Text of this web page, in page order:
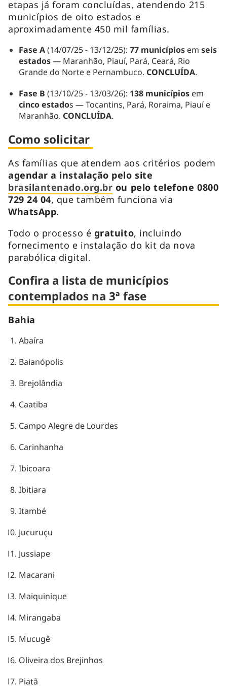
etapas já foram concluídas, atendendo 215
municípios de oito estados e
aproximadamente 450 mil famílias.
Fase A(14/07/25 - 13/12/25): 77 municípios em seis
estados— Maranhão, Piauí, Pará, Ceará, Rio
Grande do Norte e Pernambuco. CONCLUÍDA.
Fase B (13/10/25 - 13/03/26): 138 municípios em
cinco estados — Tocantins, Pará, Roraima, Piauí e
Maranhão. CONCLUÍDA.
Como solicitar
As famílias que atendem aos critérios podem
agendar a instalação pelo site
brasilantenado.org.br ou pelo telefone 0800
729 24 04, que também funciona via
WhatsApp.
Todo o processo é gratuito, incluindo
fornecimento e instalação do kit da nova
parabólica digital.
Confira a lista de municípios
contemplados na 3ª fase
Bahia
Abaíra
Baianópolis
Brejolândia
Caatiba
Campo Alegre de Lourdes
Carinhanha
Ibicoara
Ibitiara
Itambé
Jucuruçu
Jussiape
Macarani
Maiquinique
Mirangaba
Mucugê
Oliveira dos Brejinhos
Piatã